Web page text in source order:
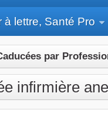
lettre, Santé Pro
par
infirmière